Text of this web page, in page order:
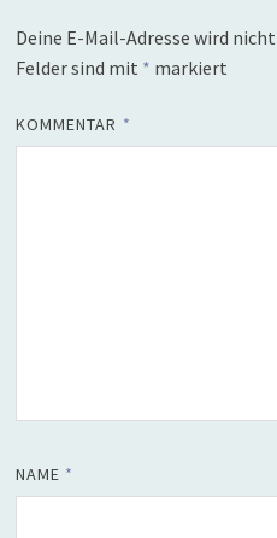
Deine E-Mail-Adresse wird
Felder sind mit * markiert
KOMMENTAR *
NAME *